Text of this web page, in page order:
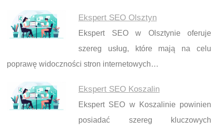
Ekspert SEO Olsztyn
Ekspert SEO w Olsztynie oferuje
szereg usług, które mają na celu
poprawę widoczności stron internetowych…
Ekspert SEO Koszalin
Ekspert SEO w Koszalinie powinien
posiadać szereg kluczowych